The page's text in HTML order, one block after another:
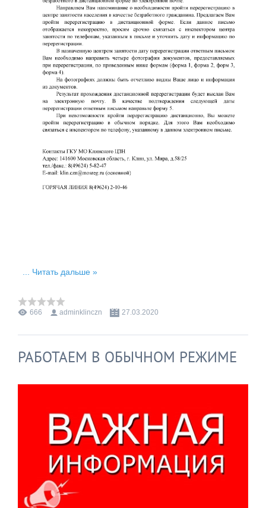
Читать дальше »
666 adminklinczn 27.03.2020
РАБОТАЕМ В ОБЫЧНОМ РЕЖИМЕ